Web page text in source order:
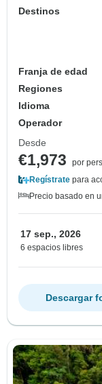
Destinos
Franja de edad
Regiones
Idioma
Operador
Desde
€1,973
por
Regístrate para
Precio basado en
17 sep., 2026
6 espacios libres
Descargar